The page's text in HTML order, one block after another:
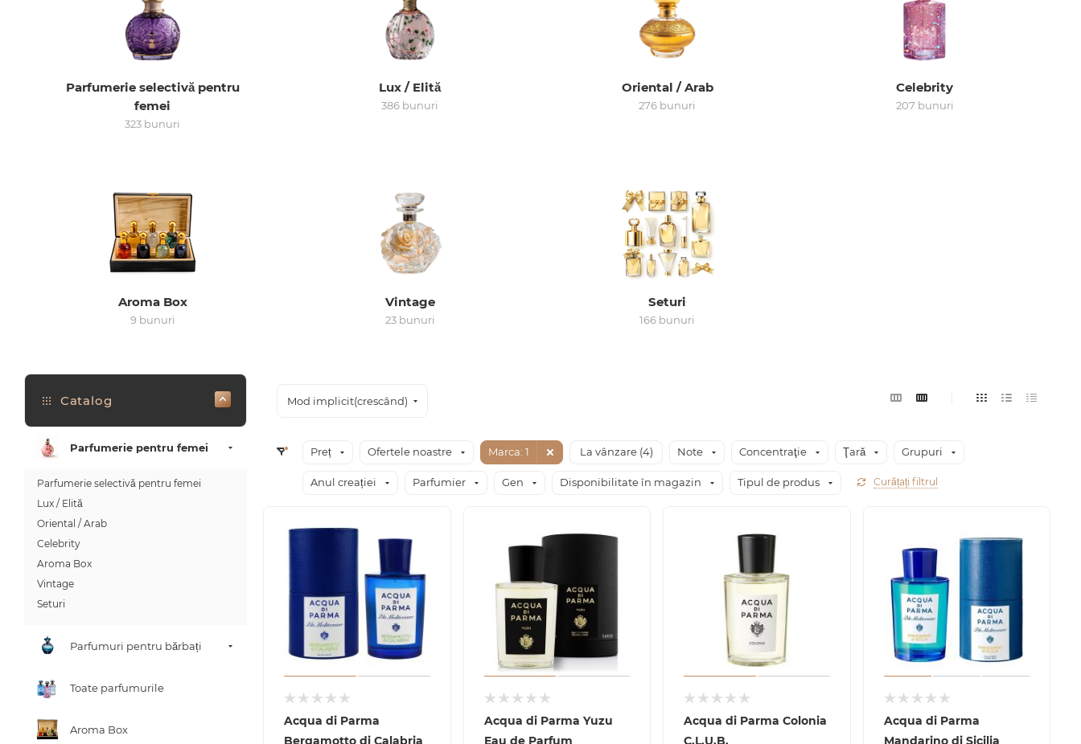
Parfumerie selectivă pentru
femei
323 bunuri
Lux / Elită
386 bunuri
Oriental / Arab
276 bunuri
Celebrity
207 bunuri
Aroma Box
9 bunuri
Vintage
23 bunuri
Seturi
166 bunuri
Mod implicit(crescând)
Preț Ofertele noastre Marca: 1 La vânzare (4) Note Concentraţie Ţară Grupuri
Anul creației Parfumier Gen Disponibilitate în magazin Tipul de produs Curățați filtrul
Acqua di Parma
Bergamotto di Calabria
Acqua di Parma Yuzu
Eau de Parfum
Acqua di Parma Colonia
C.L.U.B.
Acqua di Parma
Mandarino di Sicilia
Catalog
Parfumerie pentru femei
Parfumerie selectivă pentru femei
Lux / Elită
Oriental / Arab
Celebrity
Aroma Box
Vintage
Seturi
Parfumuri pentru bărbați
Toate parfumurile
Aroma Box